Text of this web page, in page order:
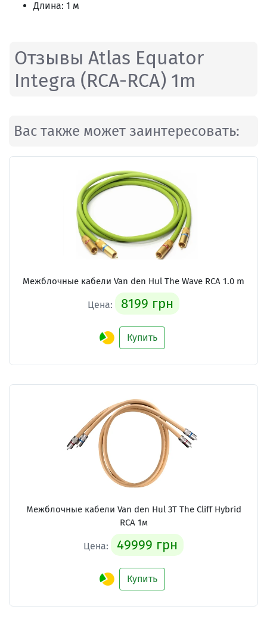
Длина: 1 м
Отзывы Atlas Equator
Integra (RCA-RCA) 1m
Вас также может заинтересовать:
Межблочные кабели Van den Hul The Wave RCA 1.0 m
Цена: 8199 грн
Купить
Межблочные кабели Van den Hul 3T The Cliff Hybrid
RCA 1м
Цена: 49999 грн
Купить